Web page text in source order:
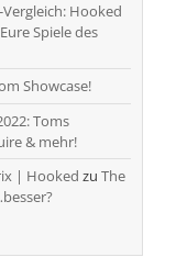
Vergleich: Hooked
Eure Spiele des
Showcase!
Toms
& mehr!
| Hooked zu The